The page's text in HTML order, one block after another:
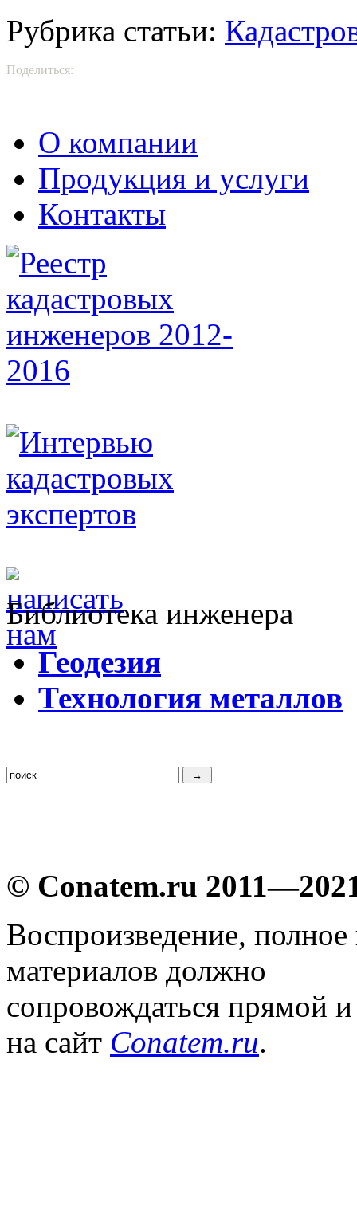
Рубрика статьи:
Поделиться:
О компании
Продукция и услуги
Контакты
Библиотека инженера
Геодезия
Технология металлов
© Conatem.ru
Воспроизведение,
материалов должно
сопровождаться прямой
на сайт Conatem.ru.